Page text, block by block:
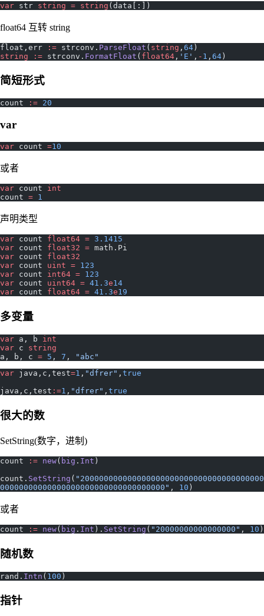
var str string = string (data[:])
float64 互转 string
float,err := strconv. ParseFloat ( string , 64)
string := strconv. FormatFloat ( float64 , ' E ' , - 1 , 64)
简短形式
count := 20
var
var count =10
或者
var count int
count = 1
声明类型
var count float64 = 3.1415
var count float32 = math.Pi
var count float32
var count uint = 123
var count int64 = 123
var count uint64 = 41.3e14
var count float64 = 41.3e19
多变量
var a, b int
var c string
a, b, c = 5 , 7 ,
"abc"
var java,c,test=1 , "dfrer" , true
java,c,test :=1 , "dfrer" , true
很大的数
SetString(数字，进制)
count := new( big . Int )
count. SetString ( "200000000000000000000000000000000000000
00000000000000000000000000000000000" , 10 )
或者
count := new( big . Int ). SetString ( "20000000000000000" , 10 )
随机数
rand. Intn ( 100 )
指针